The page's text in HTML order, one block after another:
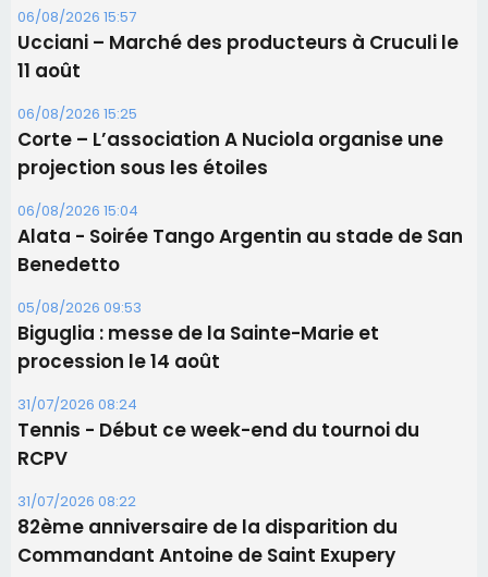
06/08/2026 15:04
Alata - Soirée Tango Argentin au stade de San
Benedetto
05/08/2026 09:53
Biguglia : messe de la Sainte-Marie et
procession le 14 août
31/07/2026 08:24
Tennis - Début ce week-end du tournoi du
RCPV
31/07/2026 08:22
82ème anniversaire de la disparition du
Commandant Antoine de Saint Exupery
Les plus lus
Satine Nomary est la nouvelle Miss Corse 2026
Éclipse du 12 août : la Corse aux premières loges
d'un spectacle qui ne reviendra pas avant 2081